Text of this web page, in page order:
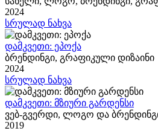
2024
სრულად ნახვა
დამკვეთი: ეპოქა
ბრენდინგი, გრაფიკული დიზაინი
2024
სრულად ნახვა
დამკვეთი: მზიური გარდენსი
ვებ-გვერდი, ლოგო და
2019